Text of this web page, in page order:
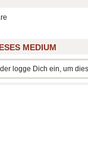
MEDIUM
logge Dich ein, um